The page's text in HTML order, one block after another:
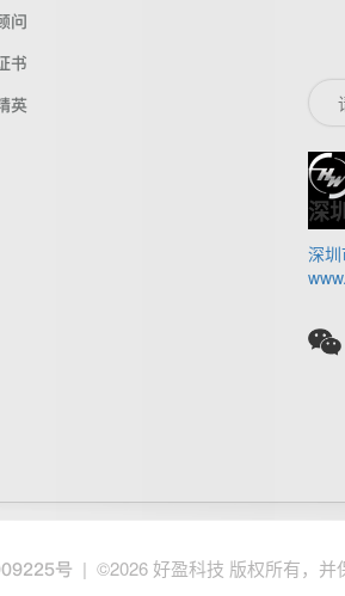
问
书
英
深
深
号 | ©2026 好盈科技 版权所有，并